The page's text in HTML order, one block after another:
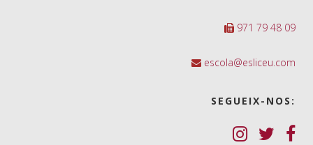
971 79 48 09
escola@esliceu.com
SEGUEIX-NOS: